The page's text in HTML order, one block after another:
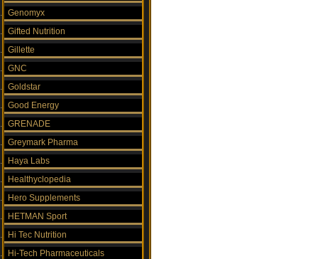
Genomyx
Gifted Nutrition
Gillette
GNC
Goldstar
Good Energy
GRENADE
Greymark Pharma
Haya Labs
Healthyclopedia
Hero Supplements
HETMAN Sport
Hi Tec Nutrition
Hi-Tech Pharmaceuticals